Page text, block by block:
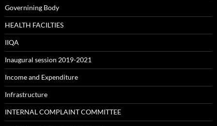
Governining Body
HEALTH FACILTIES
IIQA
Inaugural session 2019-2021
Income and Expenditure
Infrastructure
INTERNAL COMPLAINT COMMITTEE